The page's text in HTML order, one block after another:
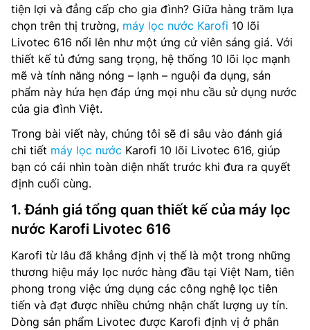
tiện lợi và đẳng cấp cho gia đình? Giữa hàng trăm lựa
chọn trên thị trường, máy lọc nước Karofi 10 lõi
Livotec 616 nổi lên như một ứng cử viên sáng giá. Với
thiết kế tủ đứng sang trọng, hệ thống 10 lõi lọc mạnh
mẽ và tính năng nóng – lạnh – nguội đa dụng, sản
phẩm này hứa hẹn đáp ứng mọi nhu cầu sử dụng nước
của gia đình Việt.
Trong bài viết này, chúng tôi sẽ đi sâu vào đánh giá
chi tiết máy lọc nước Karofi 10 lõi Livotec 616, giúp
bạn có cái nhìn toàn diện nhất trước khi đưa ra quyết
định cuối cùng.
1. Đánh giá tổng quan thiết kế của máy lọc
nước Karofi Livotec 616
Karofi từ lâu đã khẳng định vị thế là một trong những
thương hiệu máy lọc nước hàng đầu tại Việt Nam, tiên
phong trong việc ứng dụng các công nghệ lọc tiên
tiến và đạt được nhiều chứng nhận chất lượng uy tín.
Dòng sản phẩm Livotec được Karofi định vị ở phân